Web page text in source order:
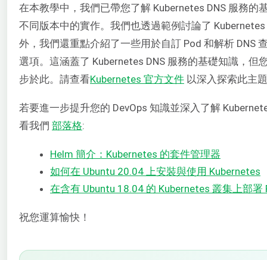
在本教學中，我們已帶您了解 Kubernetes DNS 服務的
不同版本中的實作。我們也透過範例討論了 Kubernetes
外，我們還重點介紹了一些用於自訂 Pod 和解析 DNS
選項。這涵蓋了 Kubernetes DNS 服務的基礎知識，但
步於此。請查看Kubernetes 官方文件 以深入探索此主
若要進一步提升您的 DevOps 知識並深入了解
看我們 部落格:
Helm 簡介：Kubernetes 的套件管理器
如何在 Ubuntu 20.04 上安裝與使用 Kubernetes
在含有 Ubuntu 18.04 的 Kubernetes 叢集上部署
祝您運算愉快！